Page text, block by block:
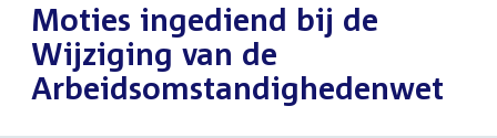
Moties ingediend bij de
Wijziging van de
Arbeidsomstandighedenwet